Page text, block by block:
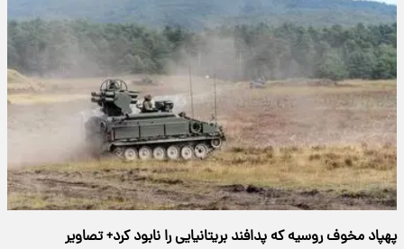
پهپاد مخوف روسیه که پدافند بریتانیایی را نابود کرد+ تصاویر